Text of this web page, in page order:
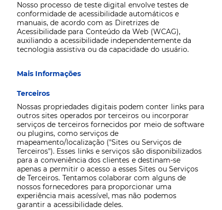
Nosso processo de teste digital envolve testes de
conformidade de acessibilidade automáticos e
manuais, de acordo com as Diretrizes de
Acessibilidade para Conteúdo da Web (WCAG),
auxiliando a acessibilidade independentemente da
tecnologia assistiva ou da capacidade do usuário.
Mais Informações
Terceiros
Nossas propriedades digitais podem conter links para
outros sites operados por terceiros ou incorporar
serviços de terceiros fornecidos por meio de software
ou plugins, como serviços de
mapeamento/localização ("Sites ou Serviços de
Terceiros"). Esses links e serviços são disponibilizados
para a conveniência dos clientes e destinam-se
apenas a permitir o acesso a esses Sites ou Serviços
de Terceiros. Tentamos colaborar com alguns de
nossos fornecedores para proporcionar uma
experiência mais acessível, mas não podemos
garantir a acessibilidade deles.